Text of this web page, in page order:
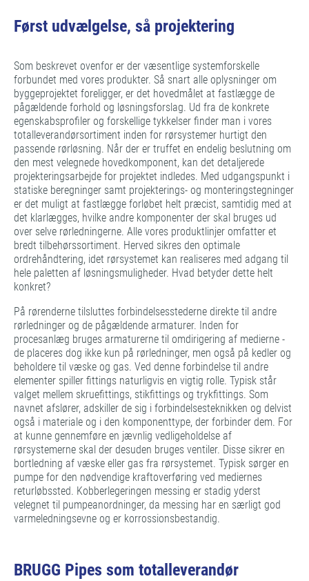
Først udvælgelse, så projektering
Som beskrevet ovenfor er der væsentlige systemforskelle
forbundet med vores produkter. Så snart alle oplysninger om
byggeprojektet foreligger, er det hovedmålet at fastlægge de
pågældende forhold og løsningsforslag. Ud fra de konkrete
egenskabsprofiler og forskellige tykkelser finder man i vores
totalleverandørsortiment inden for rørsystemer hurtigt den
passende rørløsning. Når der er truffet en endelig beslutning om
den mest velegnede hovedkomponent, kan det detaljerede
projekteringsarbejde for projektet indledes. Med udgangspunkt i
statiske beregninger samt projekterings- og monteringstegninger
er det muligt at fastlægge forløbet helt præcist, samtidig med at
det klarlægges, hvilke andre komponenter der skal bruges ud
over selve rørledningerne. Alle vores produktlinjer omfatter et
bredt tilbehørssortiment. Herved sikres den optimale
ordrehåndtering, idet rørsystemet kan realiseres med adgang til
hele paletten af løsningsmuligheder. Hvad betyder dette helt
konkret?
På rørenderne tilsluttes forbindelsesstederne direkte til andre
rørledninger og de pågældende armaturer. Inden for
procesanlæg bruges armaturerne til omdirigering af medierne -
de placeres dog ikke kun på rørledninger, men også på kedler og
beholdere til væske og gas. Ved denne forbindelse til andre
elementer spiller fittings naturligvis en vigtig rolle. Typisk står
valget mellem skruefittings, stikfittings og trykfittings. Som
navnet afslører, adskiller de sig i forbindelsesteknikken og delvist
også i materiale og i den komponenttype, der forbinder dem. For
at kunne gennemføre en jævnlig vedligeholdelse af
rørsystemerne skal der desuden bruges ventiler. Disse sikrer en
bortledning af væske eller gas fra rørsystemet. Typisk sørger en
pumpe for den nødvendige kraftoverføring ved mediernes
returløbssted. Kobberlegeringen messing er stadig yderst
velegnet til pumpeanordninger, da messing har en særligt god
varmeledningsevne og er korrossionsbestandig.
BRUGG Pipes som totalleverandør